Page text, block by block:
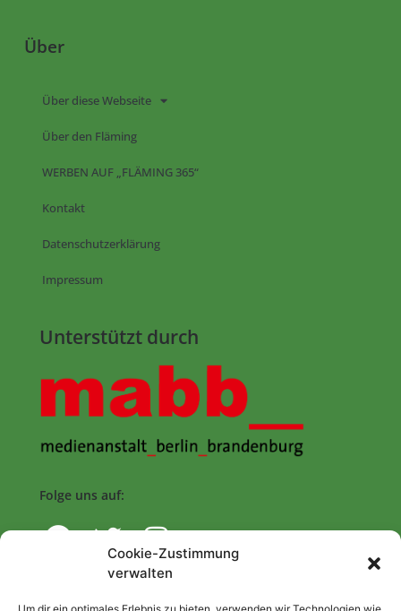
Cookie-Zustimmung
verwalten
Über
Über diese Webseite
Über den Fläming
WERBEN AUF „FLÄMING 365“
Kontakt
Datenschutzerklärung
Impressum
Unterstützt durch
Folge uns auf: